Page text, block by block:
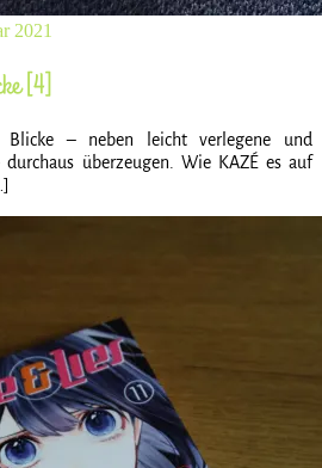
2021
[4]
Blicke – neben leicht verlegene und
überzeugen. Wie KAZÉ es auf